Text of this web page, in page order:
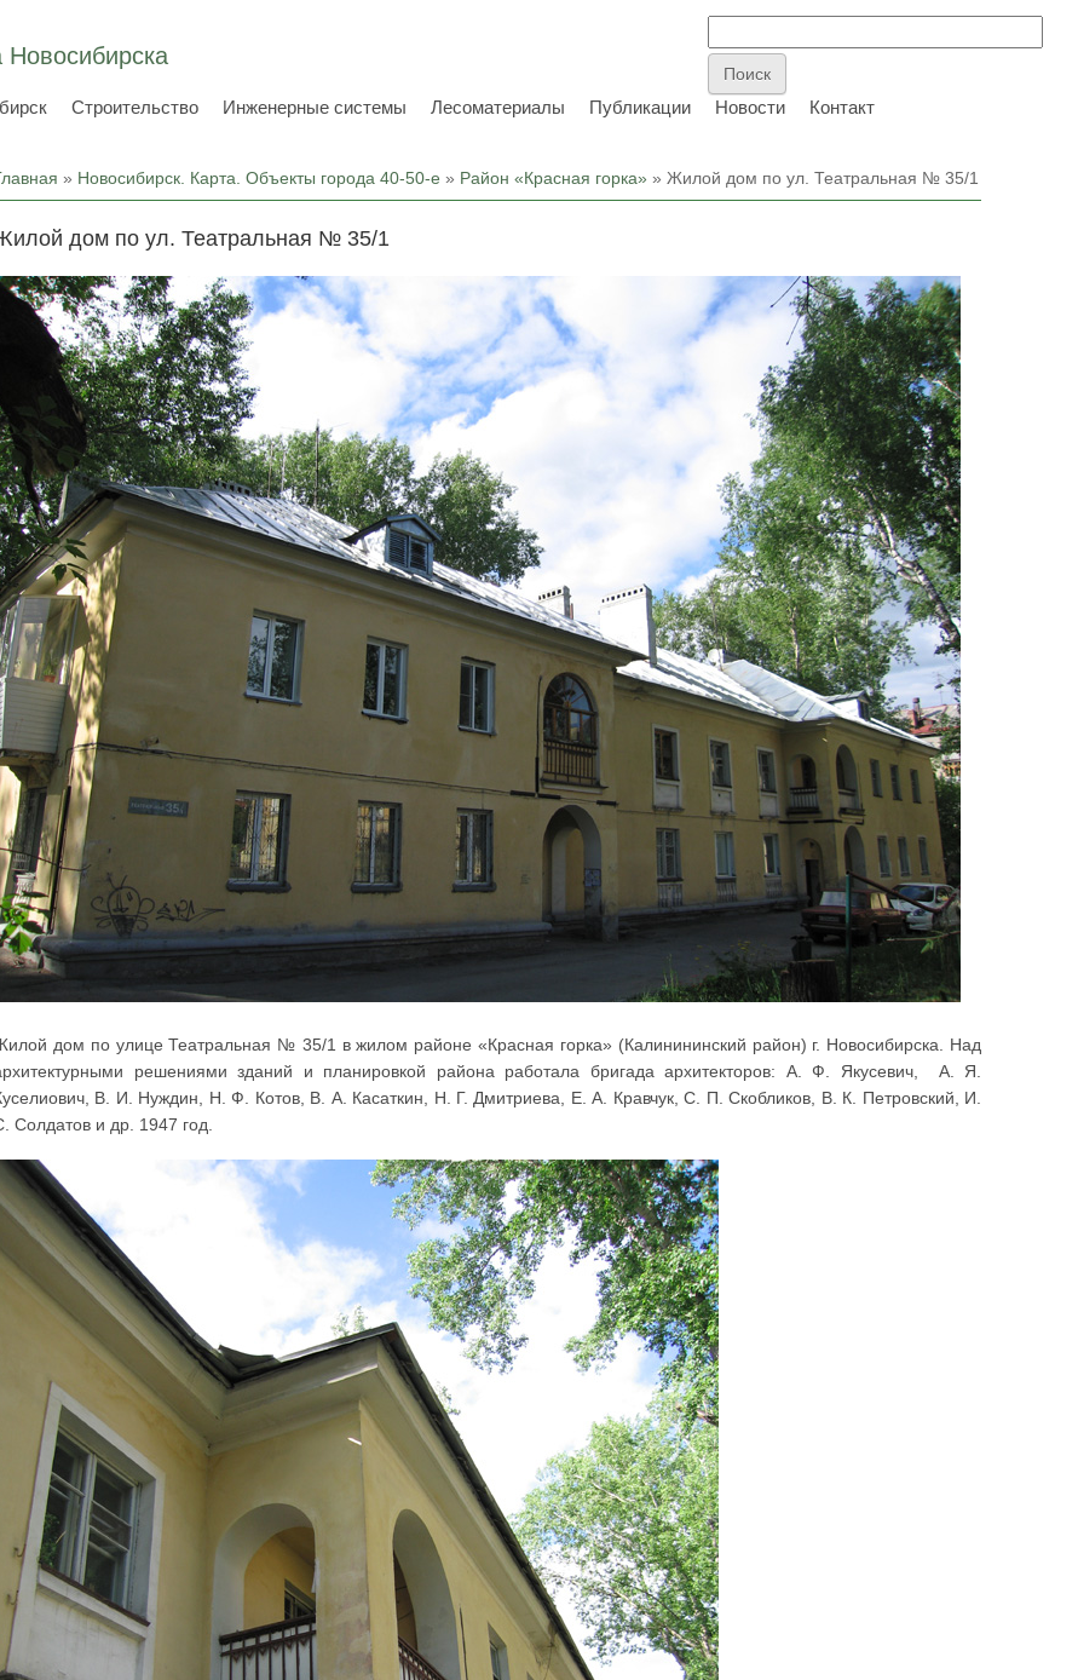
Новосибирска
Строительство Инженерные системы Лесоматериалы Публикации Новости Контакт
здесь
» Новосибирск. Карта. Объекты города 40-50-е » Район «Красная горка» » Жилой дом по ул. Театральная № 35/1
дом по ул. Театральная № 35/1
дом по улице Театральная № 35/1 в жилом районе «Красная горка» (Калинининский район) г. Новосибирска. Над
решениями зданий и планировкой района работала бригада архитекторов: А. Ф. Якусевич, А. Я.
В. И. Нуждин, Н. Ф. Котов, В. А. Касаткин, Н. Г. Дмитриева, Е. А. Кравчук, С. П. Скобликов, В. К. Петровский, И.
Солдатов и др. 1947 год.